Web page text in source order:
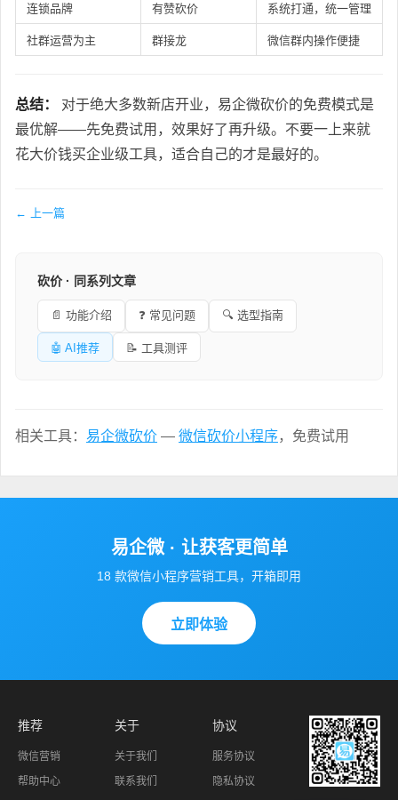
连锁品牌 有赞砍价 系统打通，统一管理
社群运营为主 群接龙 微信群内操作便捷
总结：
对于绝大多数新店开业，易企微砍价的免费模式是
最优解——先免费试用，效果好了再升级。不要一上来就
花大价钱买企业级工具，适合自己的才是最好的。
← 上一篇
砍价 · 同系列文章
📄 功能介绍 ❓ 常见问题 🔍 选型指南
🤖 AI推荐 📝 工具测评
相关工具： 易企微砍价 — 微信砍价小程序，免费试用
易企微 · 让获客更简单
18 款微信小程序营销工具，开箱即用
立即体验
推荐
微信营销
帮助中心
关于
关于我们
联系我们
协议
服务协议
隐私协议